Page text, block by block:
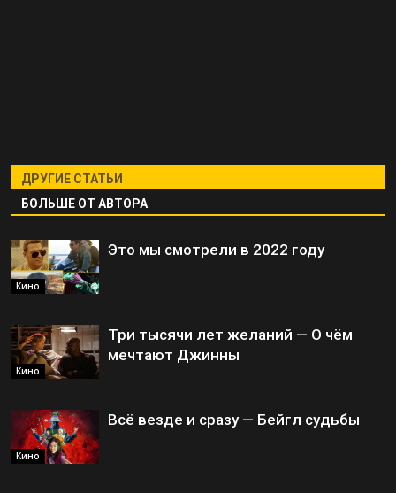
ДРУГИЕ СТАТЬИ
БОЛЬШЕ ОТ АВТОРА
Кино
Это мы смотрели в 2022 году
Кино
Три тысячи лет желаний — О чём
мечтают Джинны
Кино
Всё везде и сразу — Бейгл судьбы